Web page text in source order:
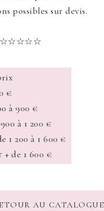
possibles sur devis.
☆☆☆☆☆
€
à 900 €
à 1 200 €
200 à 1 600 €
1 600 €
AU CATALOGUE